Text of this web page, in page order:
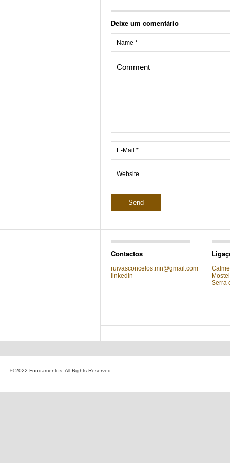
Deixe um comentário
Contactos
ruivasconcelos.mn@gmail.com
linkedin
Serra
© 2022 Fundamentos. All Rights Reserved.